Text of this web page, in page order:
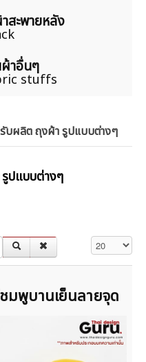
าสะพายหลัง
าอื่นๆ
stuffs
รับผลิต ถุงผ้า รูปแบบต่างๆ
ปแบบต่างๆ
แสดง #
มพูบานเย็นลายจุด